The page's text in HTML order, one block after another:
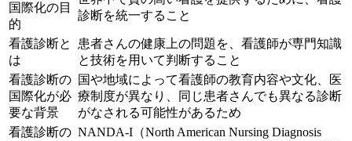
国際化の目
的
診断を統一すること
看護診断と
は
患者さんの健康上の問題を、看護師が専門知識
と技術を用いて判断すること
看護診断の
国際化が必
要な背景
国や地域によって看護師の教育内容や文化、医
療制度が異なり、同じ患者さんでも異なる診断
がなされる可能性があるため
看護診断の NANDA-I（North American Nursing Diagnosis